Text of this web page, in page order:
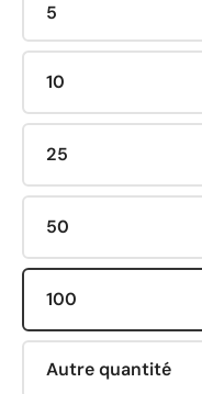
5
10
25
50
100
Autre quantité